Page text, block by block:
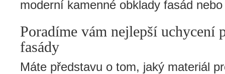
moderní kamenné obklady fasád
Poradíme vám nejlepší uchycení
fasády
Máte představu o tom, jaký materiál